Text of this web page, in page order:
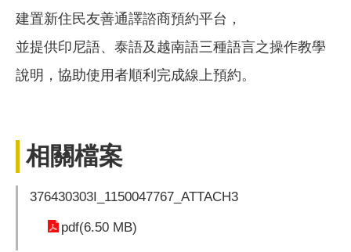
建置新住民友善通譯諮商預約平台，
並提供印尼語、泰語及越南語三種語言之操作教學
說明，協助使用者順利完成線上預約。
相關檔案
376430303I_1150047767_ATTACH3
pdf(6.50 MB)